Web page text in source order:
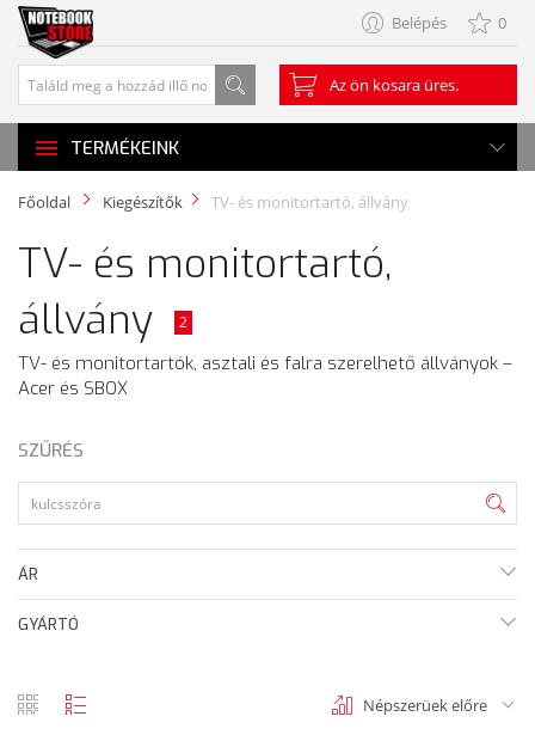
Belépés 0
Az ön kosara üres.
TERMÉKEINK
Főoldal Kiegészítők TV- és monitortartó, állvány
TV- és monitortartó,
állvány
2
TV- és monitortartók, asztali és falra szerelhető állványok –
Acer és SBOX
SZŰRÉS
ÁR
GYÁRTÓ
Népszerüek előre